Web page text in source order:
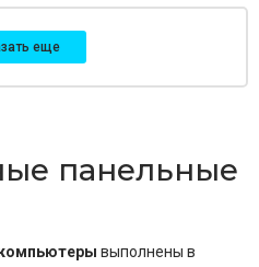
еще
панельные
выполнены в